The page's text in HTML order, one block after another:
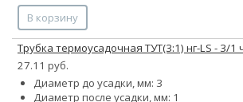
В корзину
Трубка термоусадочная ТУТ(3:1) нг-LS - 3/1
27.11 руб.
Диаметр до усадки, мм: 3
Диаметр после усадки, мм: 1